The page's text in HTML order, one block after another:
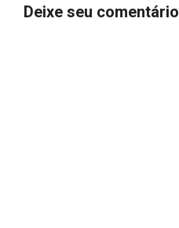
Deixe seu comentário